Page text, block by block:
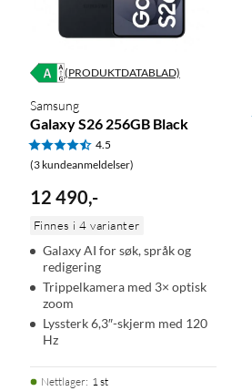
(PRODUKTDATABLAD)
Samsung
Galaxy S26 256GB Black
4.5
(3 kundeanmeldelser)
12 490,-
Finnes i 4 varianter
Galaxy AI for søk, språk og
redigering
Trippelkamera med 3× optisk
zoom
Lyssterk 6,3″-skjerm med 120
Hz
Nettlager: 1 st